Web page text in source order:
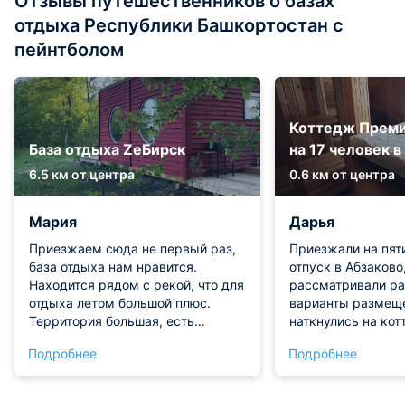
отдыха Республики Башкортостан с
пейнтболом
База отдыха ZeБирск
6.5 км от центра
Мария
Приезжаем сюда не первый раз,
база отдыха нам нравится.
Находится рядом с рекой, что для
отдыха летом большой плюс.
Территория большая, есть
площадка. Домик оснащен
современной мебелью и
Подробнее
Коттедж
на 17 человек
0.6 км от центра
Дарья
Приезжали на
отпуск в
рассматривали
варианты
наткнулись на коттедж Премиум.
без сложностей и
отдых.
Подробнее